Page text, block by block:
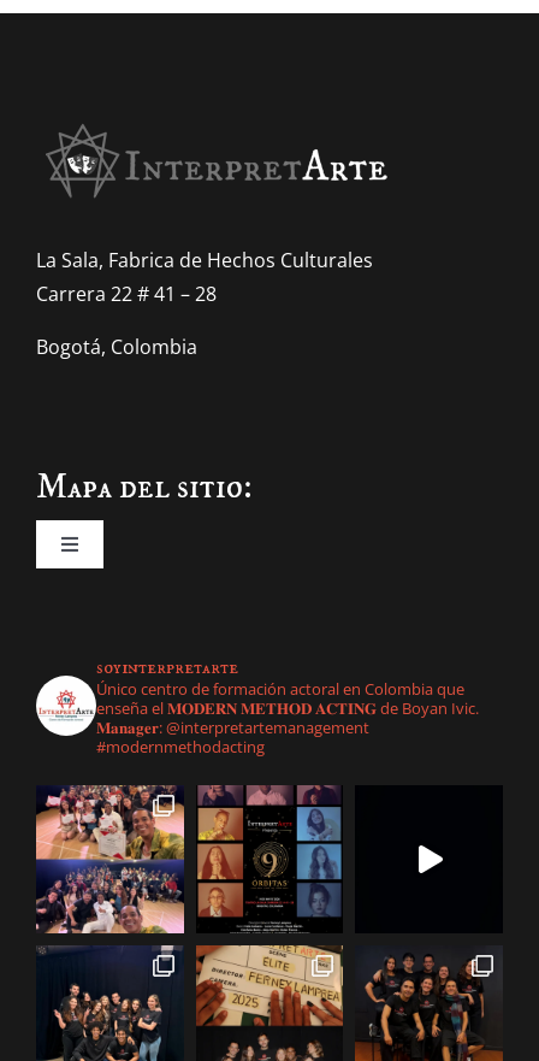
La Sala, Fabrica de Hechos Culturales
Carrera 22 # 41 – 28
Bogotá, Colombia
Mapa del sitio:
Toggle
Nuestra empresa
Todos
Actrices
Actores
Formación Actoral
Modern Method Acting
Formacion Élite
Galería
Contáctanos
soyinterpretarte
Único centro de formación actoral en Colombia que
enseña el 𝐌𝐎𝐃𝐄𝐑𝐍 𝐌𝐄𝐓𝐇𝐎𝐃 𝐀𝐂𝐓𝐈𝐍𝐆 de Boyan Ivic.
𝐌𝐚𝐧𝐚𝐠𝐞𝐫: @interpretartemanagement
#modernmethodacting